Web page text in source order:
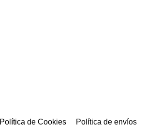
Política de Cookies Política de envíos